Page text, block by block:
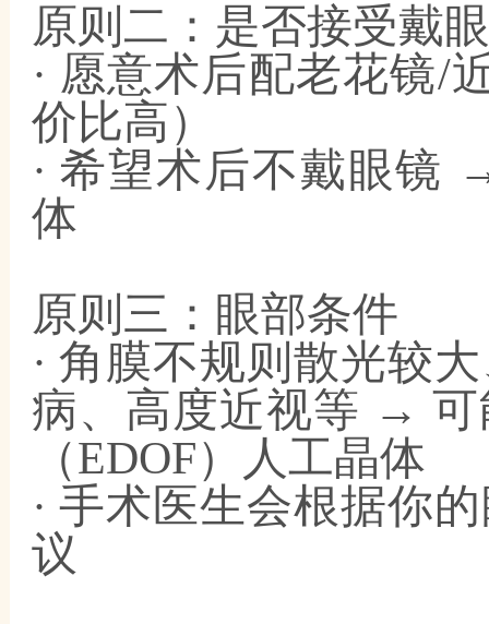
原则二：是否接受戴
· 愿意术后配老花镜/
价比高）
· 希望术后不戴眼镜
体
原则三：眼部条件
· 角膜不规则散光较
病、高度近视等 → 可
（EDOF）人工晶体
· 手术医生会根据你
议